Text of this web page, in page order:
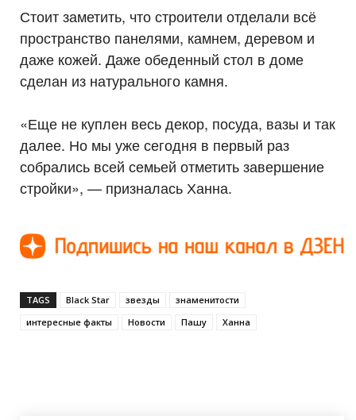
Стоит заметить, что строители отделали всё
пространство панелями, камнем, деревом и
даже кожей. Даже обеденный стол в доме
сделан из натурального камня.
«Еще не куплен весь декор, посуда, вазы и так
далее. Но мы уже сегодня в первый раз
собрались всей семьей отметить завершение
стройки», — призналась Ханна.
TAGS Black Star звезды
знаменитости
интересные факты
Новости Пашу Ханна